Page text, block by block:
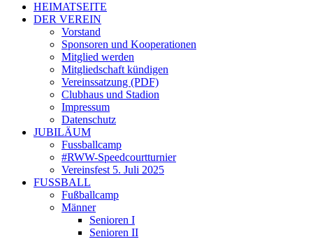
HEIMATSEITE
DER VEREIN
Vorstand
Sponsoren und Kooperationen
Mitglied werden
Mitgliedschaft kündigen
Vereinssatzung (PDF)
Clubhaus und Stadion
Impressum
Datenschutz
JUBILÄUM
Fussballcamp
#RWW-Speedcourtturnier
Vereinsfest 5. Juli 2025
FUSSBALL
Fußballcamp
Männer
Senioren I
Senioren II